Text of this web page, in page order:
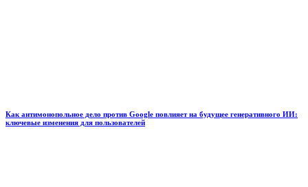
Как антимонопольное дело против Google повлияет на будущее генеративного ИИ:
ключевые изменения для пользователей